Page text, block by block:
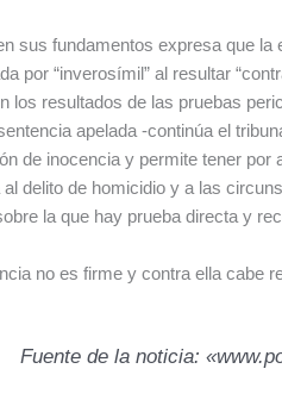
sus fundamentos expresa que
por “inverosímil” al resultar
los resultados de las pruebas
apelada -continúa el
de inocencia y permite tener por
al delito de homicidio y a las
la que hay prueba directa y
no es firme y contra ella cabe
Fuente de la noticia: